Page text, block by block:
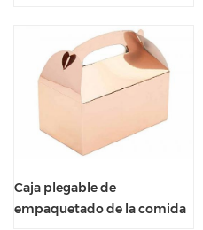
Caja plegable de
empaquetado de la comida